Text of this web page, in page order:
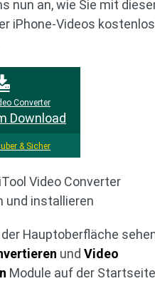
nun an, wie Sie mit
iPhone-Videos
Converter
Download
& Sicher
Video Converter
und installieren
Hauptoberfläche
und Video
Module auf der